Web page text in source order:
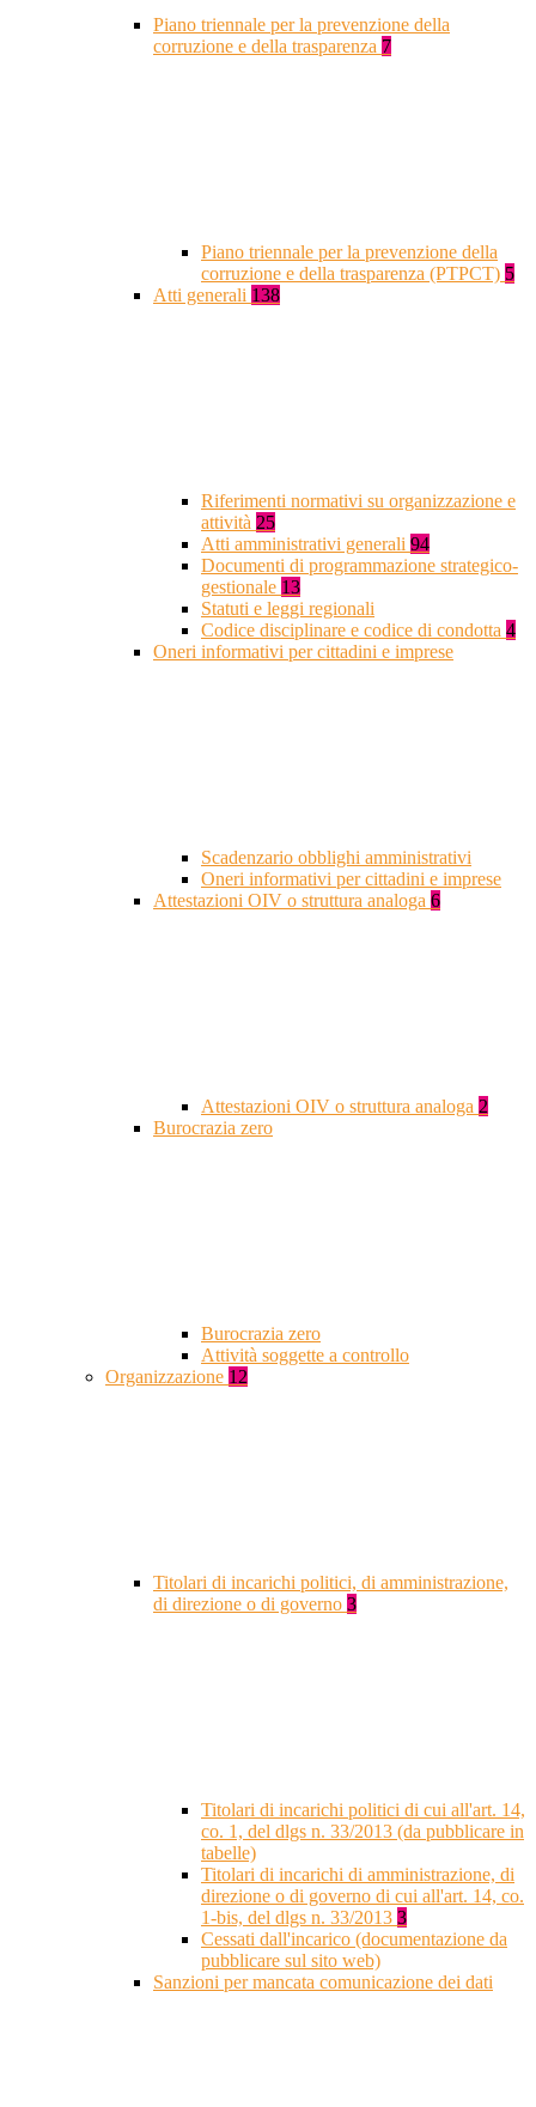
Piano triennale per la prevenzione della
corruzione e della trasparenza 7
Piano triennale per la prevenzione della
corruzione e della trasparenza (PTPCT) 5
Atti generali 138
Riferimenti normativi su organizzazione e
attività 25
Atti amministrativi generali 94
Documenti di programmazione strategico-
gestionale 13
Statuti e leggi regionali
Codice disciplinare e codice di condotta 4
Oneri informativi per cittadini e imprese
Scadenzario obblighi amministrativi
Oneri informativi per cittadini e imprese
Attestazioni OIV o struttura analoga 6
Attestazioni OIV o struttura analoga 2
Burocrazia zero
Burocrazia zero
Attività soggette a controllo
Organizzazione 12
Titolari di incarichi politici, di amministrazione,
di direzione o di governo 3
Titolari di incarichi politici di cui all'art. 14,
co. 1, del dlgs n. 33/2013 (da pubblicare in
tabelle)
Titolari di incarichi di amministrazione, di
direzione o di governo di cui all'art. 14, co.
1-bis, del dlgs n. 33/2013 3
Cessati dall'incarico (documentazione da
pubblicare sul sito web)
Sanzioni per mancata comunicazione dei dati